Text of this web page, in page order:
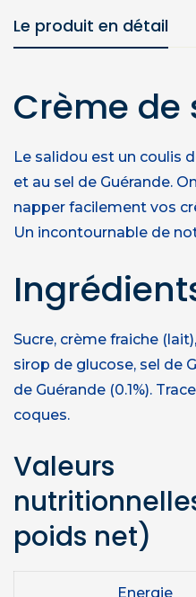
Le produit en détail
Crème de
Le salidou est un coulis
et au sel de Guérande.
napper facilement vos
Un incontournable de
Sucre, crème fraiche
sirop de glucose, sel de
de Guérande (0.1%).
coques.
Valeurs
poids net)
Energie